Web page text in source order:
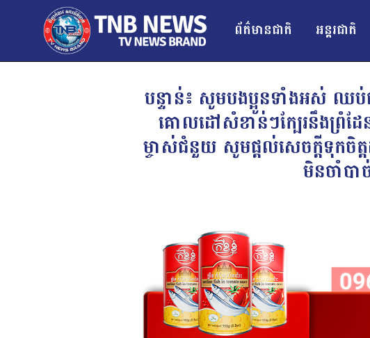
ព័ត៌មានជាតិ អន្ដរជាតិ
បន្ទាន់៖ សូមបងប្អូនទាំងអស់
គោលដៅសំខាន់ៗក្បែរនឹងព្រំដ
ម្ចាស់ជំនួយ សូមផ្តល់សេចក្តីទុក
មិនចាំបា